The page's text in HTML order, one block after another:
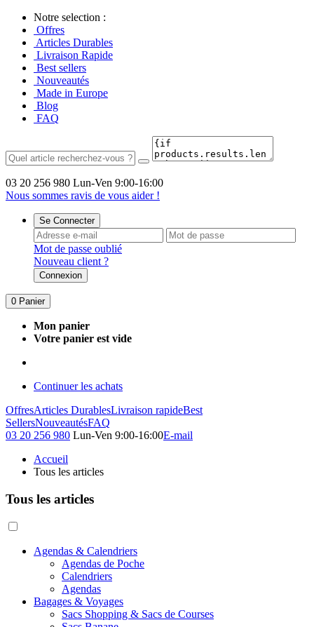
Notre selection :
Offres
Articles Durables
Livraison Rapide
Best sellers
Nouveautés
Made in Europe
Blog
FAQ
03 20 256 980 Lun-Ven 9:00-16:00
Nous sommes ravis de vous aider !
Se Connecter
Mot de passe oublié
Nouveau client ?
Connexion
0 Panier
Mon panier
Votre panier est vide
Continuer les achats
OffresArticles DurablesLivraison rapideBest
SellersNouveautésFAQ
03 20 256 980 Lun-Ven 9:00-16:00E-mail
Accueil
Tous les articles
Tous les articles
Agendas & Calendriers
Agendas de Poche
Calendriers
Agendas
Bagages & Voyages
Sacs Shopping & Sacs de Courses